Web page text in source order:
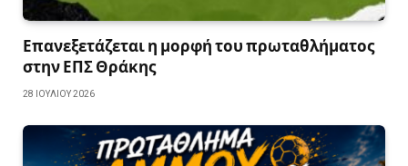
Επανεξετάζεται η μορφή του πρωταθλήματος
στην ΕΠΣ Θράκης
28 ΙΟΥΛΊΟΥ 2026